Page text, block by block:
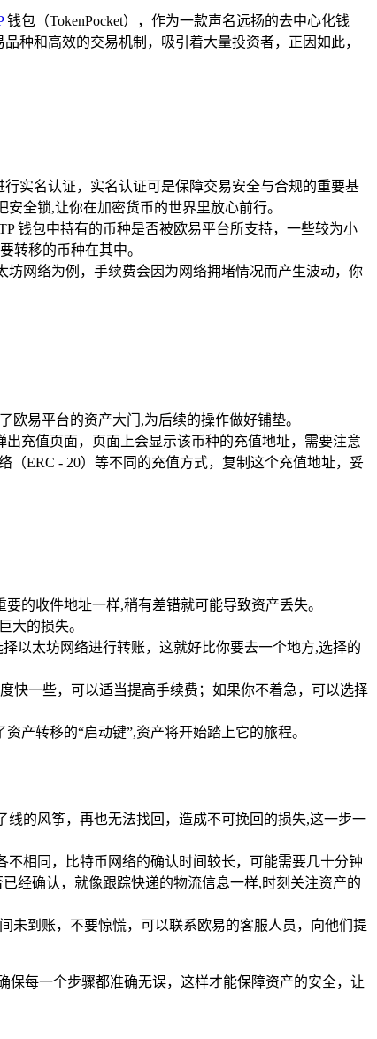
钱包（TokenPocket），作为一款声名远扬的去中心化钱
种和高效的交易机制，吸引着大量投资者，正因如此，
实名认证，实名认证可是保障交易安全与合规的重要基
全锁,让你在加密货币的世界里放心前行。
钱包中持有的币种是否被欧易平台所支持，一些较为小
转移的币种在其中。
网络为例，手续费会因为网络拥堵情况而产生波动，你
欧易平台的资产大门,为后续的操作做好铺垫。
充值页面，页面上会显示该币种的充值地址，需要注意
ERC - 20）等不同的充值方式，复制这个充值地址，妥
的收件地址一样,稍有差错就可能导致资产丢失。
大的损失。
以太坊网络进行转账，这就好比你要去一个地方,选择的
快一些，可以适当提高手续费；如果你不着急，可以选择
产转移的“启动键”,资产将开始踏上它的旅程。
的风筝，再也无法找回，造成不可挽回的损失,这一步一
相同，比特币网络的确认时间较长，可能需要几十分钟
经确认，就像跟踪快递的物流信息一样,时刻关注资产的
未到账，不要惊慌，可以联系欧易的客服人员，向他们提
每一个步骤都准确无误，这样才能保障资产的安全，让